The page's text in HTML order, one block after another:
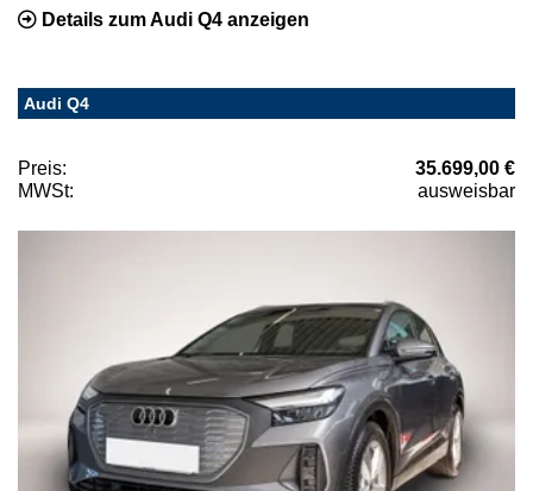
Details zum Audi Q4 anzeigen
Audi Q4
Preis:
35.699,00 €
MWSt:
ausweisbar